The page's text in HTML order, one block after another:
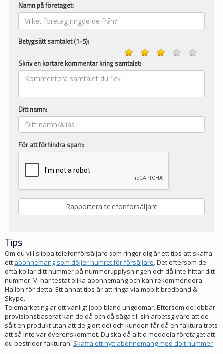
Namn på företaget:
Betygsätt samtalet (1-5):
Skriv en kortare kommentar kring samtalet:
Ditt namn:
För att förhindra spam:
Tips
Om du vill slippa telefonförsäljare som ringer dig är ett tips att skaffa
ett abonnemang som döljer numret för försäljare. Det eftersom de
ofta kollar ditt nummer på nummerupplysningen och då inte hittar ditt
nummer. Vi har testat olika abonnemang och kan rekommendera
Hallon för detta. Ett annat tips är att ringa via mobilt bredband &
Skype.
Telemarketing är ett vanligt jobb bland ungdomar. Eftersom de jobbar
provisionsbaserat kan de då och då säga till sin arbetsgivare att de
sålt en produkt utan att de gjort det och kunden får då en faktura trots
att så inte var överenskommet. Du ska då alltid meddela företaget att
du bestrider fakturan. Skaffa ett nytt abonnemang med dolt nummer .